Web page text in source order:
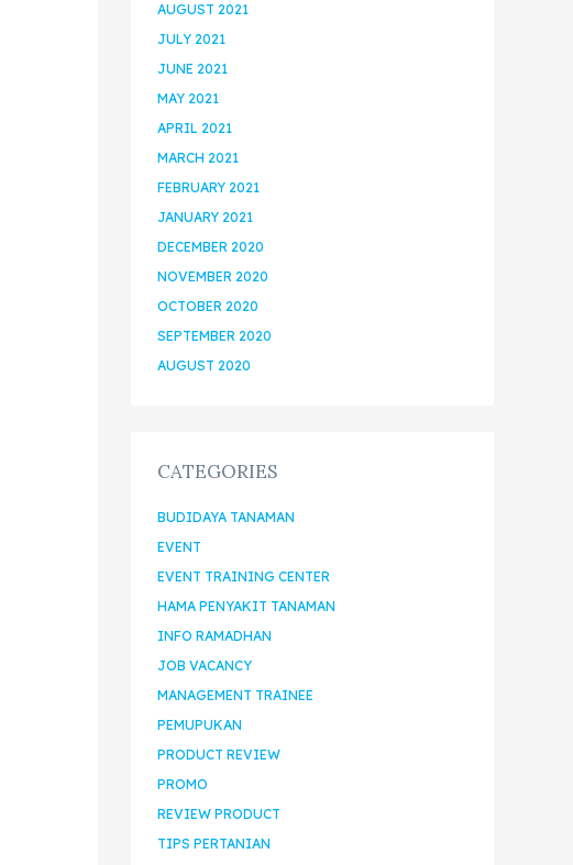
AUGUST 2021
JULY 2021
JUNE 2021
MAY 2021
APRIL 2021
MARCH 2021
FEBRUARY 2021
JANUARY 2021
DECEMBER 2020
NOVEMBER 2020
OCTOBER 2020
SEPTEMBER 2020
AUGUST 2020
CATEGORIES
BUDIDAYA TANAMAN
EVENT
EVENT TRAINING CENTER
HAMA PENYAKIT TANAMAN
INFO RAMADHAN
JOB VACANCY
MANAGEMENT TRAINEE
PEMUPUKAN
PRODUCT REVIEW
PROMO
REVIEW PRODUCT
TIPS PERTANIAN